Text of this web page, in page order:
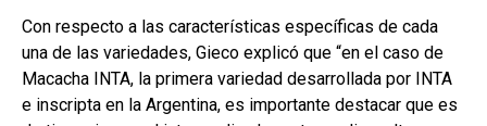
Con respecto a las características específicas de cada
una de las variedades, Gieco explicó que “en el caso de
Macacha INTA, la primera variedad desarrollada por INTA
e inscripta en la Argentina, es importante destacar que es